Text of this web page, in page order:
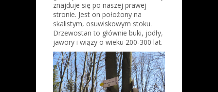
znajduje się po naszej prawej
stronie. Jest on położony na
skalistym, osuwiskowym stoku.
Drzewostan to głównie buki, jodły,
jawory i wiązy o wieku 200-300 lat.